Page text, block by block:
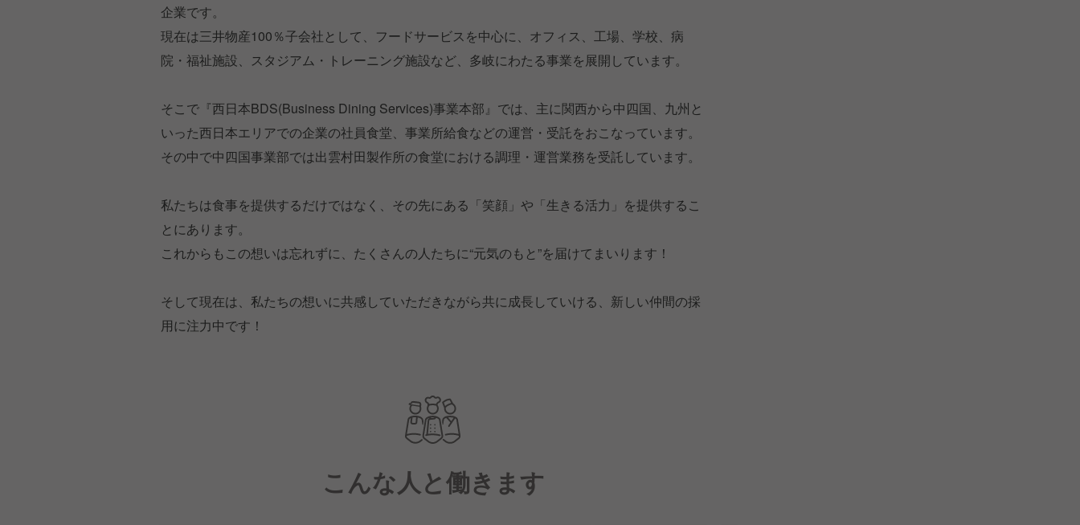
企業です。
現在は三井物産100％子会社として、フードサービスを中心に、オフィス、工場、学校、病
院・福祉施設、スタジアム・トレーニング施設など、多岐にわたる事業を展開しています。
そこで『西日本BDS(Business Dining Services)事業本部』では、主に関西から中四国、九州と
いった西日本エリアでの企業の社員食堂、事業所給食などの運営・受託をおこなっています。
その中で中四国事業部では出雲村田製作所の食堂における調理・運営業務を受託しています。
私たちは食事を提供するだけではなく、その先にある「笑顔」や「生きる活力」を提供するこ
とにあります。
これからもこの想いは忘れずに、たくさんの人たちに“元気のもと”を届けてまいります！
そして現在は、私たちの想いに共感していただきながら共に成長していける、新しい仲間の採
用に注力中です！
こんな人と働きます